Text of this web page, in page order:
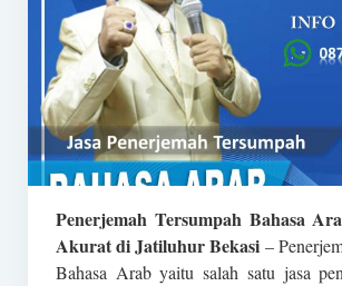
Penerjemah Tersumpah Bahasa
Akurat di Jatiluhur Bekasi –
Bahasa Arab yaitu salah satu jasa